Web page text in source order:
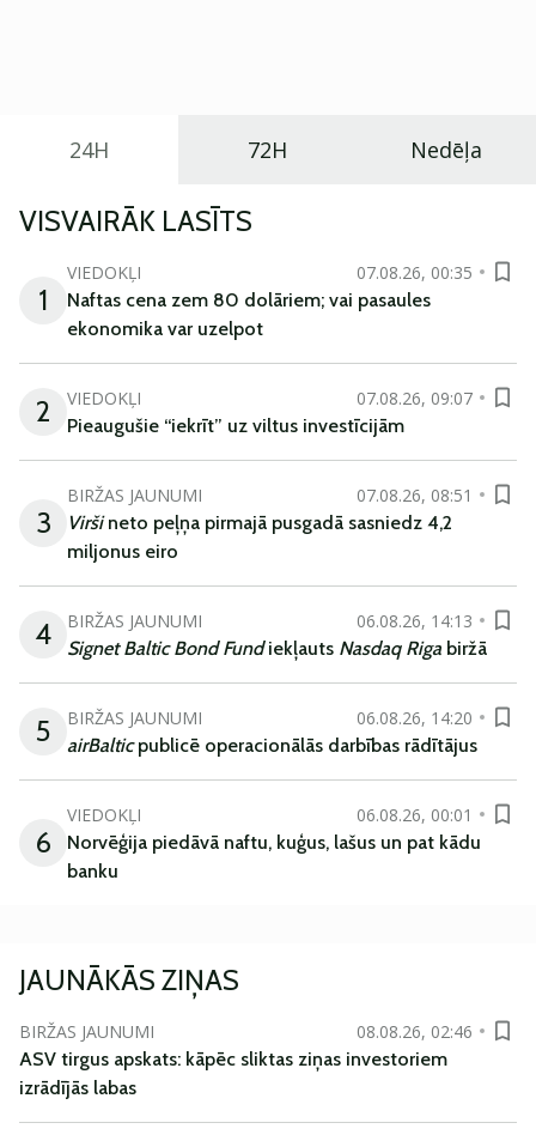
24H 72H Nedēļa
VISVAIRĀK LASĪTS
1
VIEDOKĻI
07.08.26, 00:35
Naftas cena zem 80 dolāriem; vai pasaules
ekonomika var uzelpot
2 VIEDOKĻI
07.08.26, 09:07
Pieaugušie “iekrīt” uz viltus investīcijām
3
BIRŽAS JAUNUMI
07.08.26, 08:51
Viršineto peļņa pirmajā pusgadā sasniedz 4,2
miljonus eiro
4 BIRŽAS JAUNUMI
06.08.26, 14:13
Signet Baltic Bond Fundiekļauts Nasdaq Riga biržā
5 BIRŽAS JAUNUMI
06.08.26, 14:20
airBalticpublicē operacionālās darbības rādītājus
6
VIEDOKĻI
06.08.26, 00:01
Norvēģija piedāvā naftu, kuģus, lašus un pat kādu
banku
JAUNĀKĀS ZIŅAS
BIRŽAS JAUNUMI
08.08.26, 02:46
ASV tirgus apskats: kāpēc sliktas ziņas investoriem
izrādījās labas